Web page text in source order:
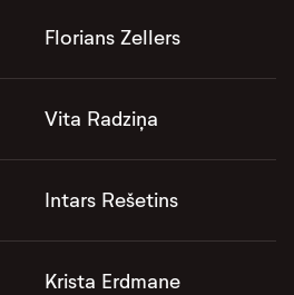
Florians Zellers
Vita Radziņa
Intars Rešetins
Krista Erdmane